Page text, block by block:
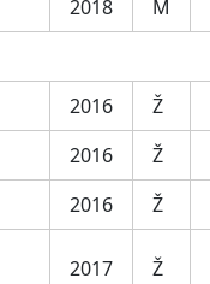
2018 M
2016 Ž
2016 Ž
2016 Ž
2017 Ž